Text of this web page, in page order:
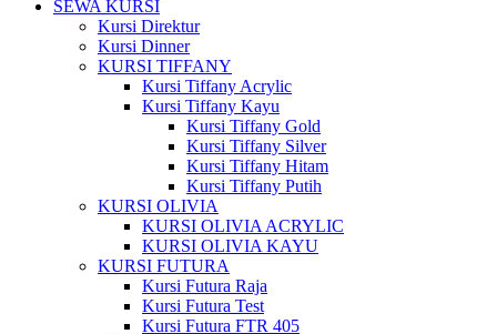
SEWA KURSI
Kursi Direktur
Kursi Dinner
KURSI TIFFANY
Kursi Tiffany Acrylic
Kursi Tiffany Kayu
Kursi Tiffany Gold
Kursi Tiffany Silver
Kursi Tiffany Hitam
Kursi Tiffany Putih
KURSI OLIVIA
KURSI OLIVIA ACRYLIC
KURSI OLIVIA KAYU
KURSI FUTURA
Kursi Futura Raja
Kursi Futura Test
Kursi Futura FTR 405